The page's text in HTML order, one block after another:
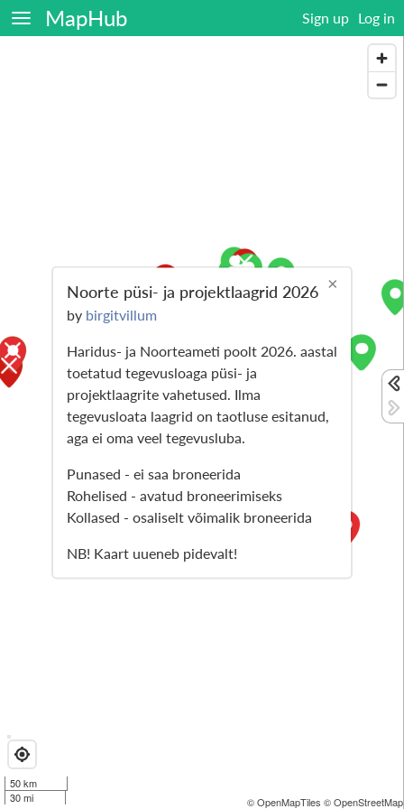
MapHub Sign up Log in
50 km
30 mi
© OpenMapTiles ©
×
Noorte püsi- ja projektlaagrid 2026
by birgitvillum
Haridus- ja Noorteameti poolt 2026. aastal
toetatud tegevusloaga püsi- ja
projektlaagrite vahetused. Ilma
tegevusloata laagrid on taotluse esitanud,
aga ei oma veel tegevusluba.
Punased - ei saa broneerida
Rohelised - avatud broneerimiseks
Kollased - osaliselt võimalik broneerida
NB! Kaart uueneb pidevalt!